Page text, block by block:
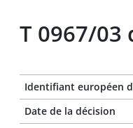
T 0967/03
Identifiant européen
Date de la décision